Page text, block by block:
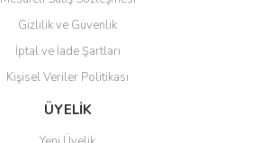
Gönder
Gizlilik ve Güvenlik
İptal ve İade Şartları
Kişisel Veriler Politikası
ÜYELİK